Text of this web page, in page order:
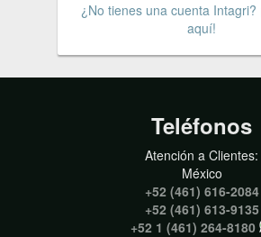
¿No tienes una cuenta Intagri?
aquí!
Teléfonos
Atención a Clientes:
México
+52 (461) 616-2084
+52 (461) 613-9135
+52 1 (461) 264-8180